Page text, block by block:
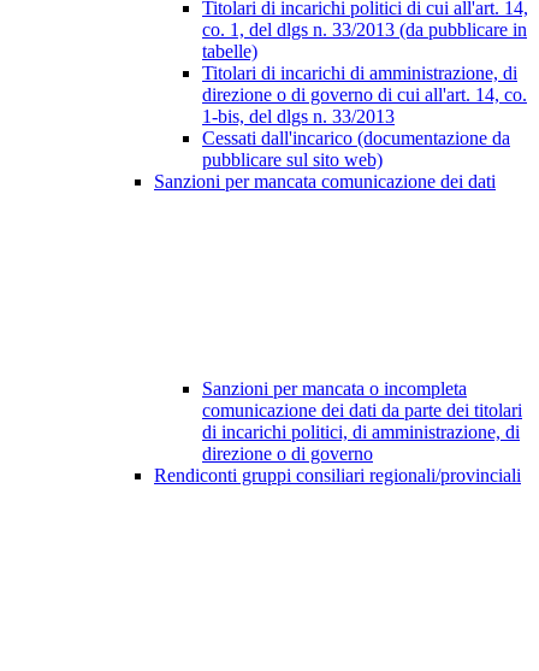
Titolari di incarichi politici di cui all'art. 14,
co. 1, del dlgs n. 33/2013 (da pubblicare in
tabelle)
Titolari di incarichi di amministrazione, di
direzione o di governo di cui all'art. 14, co.
1-bis, del dlgs n. 33/2013
Cessati dall'incarico (documentazione da
pubblicare sul sito web)
Sanzioni per mancata comunicazione dei dati
Sanzioni per mancata o incompleta
comunicazione dei dati da parte dei titolari
di incarichi politici, di amministrazione, di
direzione o di governo
Rendiconti gruppi consiliari regionali/provinciali